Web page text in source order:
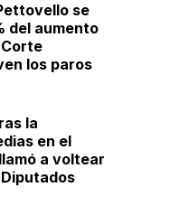
se
del aumento
los paros
la
en el
a voltear